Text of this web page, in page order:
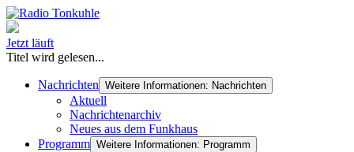
Jetzt läuft
Titel wird gelesen...
Nachrichten Weitere Informationen: Nachrichten
Aktuell
Nachrichtenarchiv
Neues aus dem Funkhaus
Programm Weitere Informationen: Programm